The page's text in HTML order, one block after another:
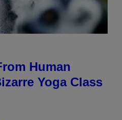
Human
Yoga Class